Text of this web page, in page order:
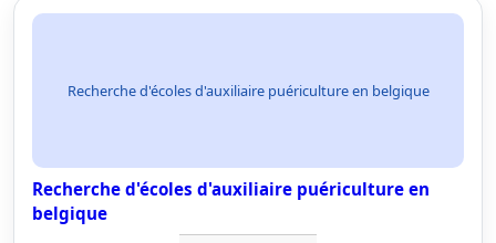
Recherche d'écoles d'auxiliaire puériculture en belgique
Recherche d'écoles d'auxiliaire puériculture en
belgique